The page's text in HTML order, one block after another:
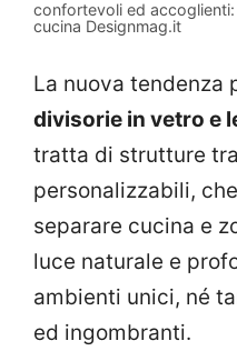
confortevoli ed
cucina Designmag.it
La nuova tendenza
divisorie in vetro e
tratta di strutture
personalizzabili,
separare cucina e
luce naturale e
ambienti unici, né
ed ingombranti.